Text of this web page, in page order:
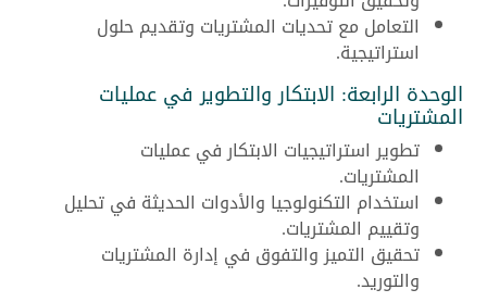
التعامل مع تحديات المشتريات وتقديم حلول
استراتيجية.
الوحدة الرابعة: الابتكار والتطوير في عمليات
المشتريات
تطوير استراتيجيات الابتكار في عمليات
المشتريات.
استخدام التكنولوجيا والأدوات الحديثة في تحليل
وتقييم المشتريات.
تحقيق التميز والتفوق في إدارة المشتريات
والتوريد.